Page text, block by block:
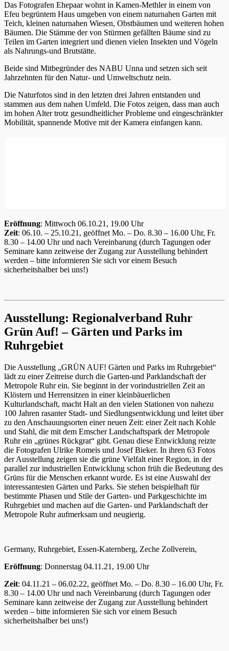
Das Fotografen Ehepaar wohnt in Kamen-Methler in einem von
Efeu begrüntem Haus umgeben von einem naturnahen Garten mit
Teich, kleinen naturnahen Wiesen, Obstbäumen und weiteren hohen
Bäumen. Die Stämme der von Stürmen gefällten Bäume sind zu
Teilen im Garten integriert und dienen vielen Insekten und Vögeln
als Nahrungs-und Brutstätte.
Beide sind Mitbegründer des NABU Unna und setzen sich seit
Jahrzehnten für den Natur- und Umweltschutz nein.
Die Naturfotos sind in den letzten drei Jahren entstanden und
stammen aus dem nahen Umfeld. Die Fotos zeigen, dass man auch
im hohen Alter trotz gesundheitlicher Probleme und eingeschränkter
Mobilität, spannende Motive mit der Kamera einfangen kann.
Eröffnung: Mittwoch 06.10.21, 19.00 Uhr
Zeit: 06.10. – 25.10.21, geöffnet Mo. – Do. 8.30 – 16.00 Uhr, Fr.
8.30 – 14.00 Uhr und nach Vereinbarung (durch Tagungen oder
Seminare kann zeitweise der Zugang zur Ausstellung behindert
werden – bitte informieren Sie sich vor einem Besuch
sicherheitshalber bei uns!)
Ausstellung: Regionalverband Ruhr
Grün Auf! – Gärten und Parks im
Ruhrgebiet
Die Ausstellung „GRÜN AUF! Gärten und Parks im Ruhrgebiet“
lädt zu einer Zeitreise durch die Garten-und Parklandschaft der
Metropole Ruhr ein. Sie beginnt in der vorindustriellen Zeit an
Klöstern und Herrensitzen in einer kleinbäuerlichen
Kulturlandschaft, macht Halt an den vielen Stationen von nahezu
100 Jahren rasanter Stadt- und Siedlungsentwicklung und leitet über
zu den Anschauungsorten einer neuen Zeit: einer Zeit nach Kohle
und Stahl, die mit dem Emscher Landschaftspark der Metropole
Ruhr ein „grünes Rückgrat“ gibt. Genau diese Entwicklung reizte
die Fotografen Ulrike Romeis und Josef Bieker. In ihren 63 Fotos
der Ausstellung zeigen sie die grüne Vielfalt einer Region, in der
parallel zur industriellen Entwicklung schon früh die Bedeutung des
Grüns für die Menschen erkannt wurde. Es ist eine Auswahl der
interessantesten Gärten und Parks. Sie stehen beispielhaft für
bestimmte Phasen und Stile der Garten- und Parkgeschichte im
Ruhrgebiet und machen auf die Garten- und Parklandschaft der
Metropole Ruhr aufmerksam und neugierig.
Germany, Ruhrgebiet, Essen-Katernberg, Zeche Zollverein,
Eröffnung: Donnerstag 04.11.21, 19.00 Uhr
Zeit: 04.11.21 – 06.02.22, geöffnet Mo. – Do. 8.30 – 16.00 Uhr, Fr.
8.30 – 14.00 Uhr und nach Vereinbarung (durch Tagungen oder
Seminare kann zeitweise der Zugang zur Ausstellung behindert
werden – bitte informieren Sie sich vor einem Besuch
sicherheitshalber bei uns!)